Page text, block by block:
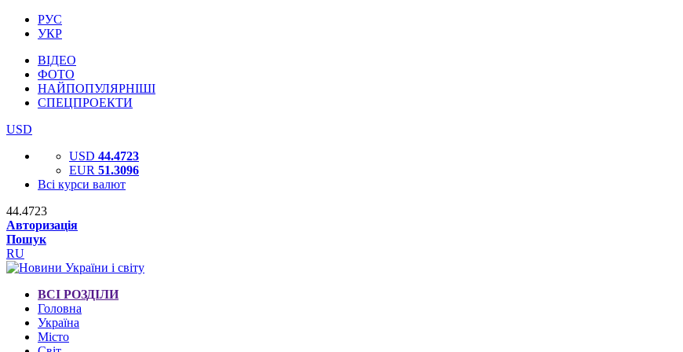
РУС
УКР
ВІДЕО
ФОТО
НАЙПОПУЛЯРНІШІ
СПЕЦПРОЕКТИ
USD
USD 44.4723
EUR 51.3096
Всі курси валют
44.4723
Авторизація
Пошук
RU
ВСІ РОЗДІЛИ
Головна
Україна
Місто